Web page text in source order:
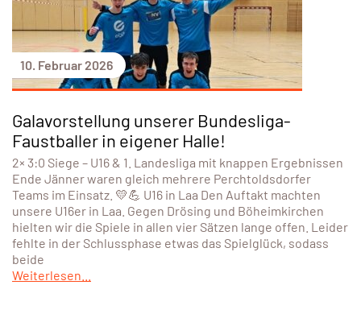
10. Februar 2026
Galavorstellung unserer Bundesliga-
Faustballer in eigener Halle!
2× 3:0 Siege – U16 & 1. Landesliga mit knappen Ergebnissen
Ende Jänner waren gleich mehrere Perchtoldsdorfer
Teams im Einsatz. 💛💪 U16 in Laa Den Auftakt machten
unsere U16er in Laa. Gegen Drösing und Böheimkirchen
hielten wir die Spiele in allen vier Sätzen lange offen. Leider
fehlte in der Schlussphase etwas das Spielglück, sodass
beide
Weiterlesen...